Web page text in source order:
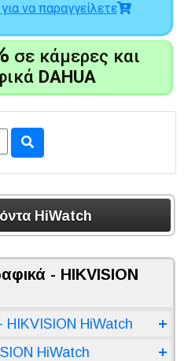
να παραγγείλετε
σε κάμερες και
DAHUA
HiWatch
- HIKVISION
HiWatch
HiWatch